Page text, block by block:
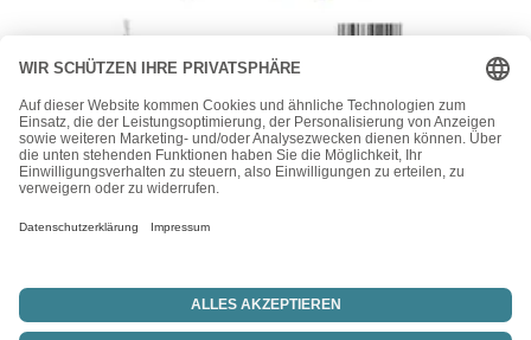
Burda
Burda Style Schnittmuster – Trägerrock, Shirtkleid – Teens
– Nr.9198
13,90€